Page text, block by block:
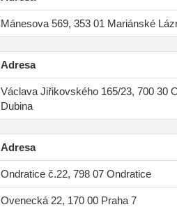
Mánesova 569, 353 01 Mariánské
Adresa
Václava Jiřikovského 165/23, 700 30
Dubina
Adresa
Ondratice č.22, 798 07 Ondratice
Ovenecká 22, 170 00 Praha 7